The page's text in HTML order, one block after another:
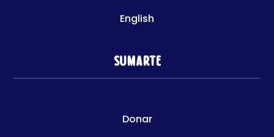
English
Sumarte
Donar